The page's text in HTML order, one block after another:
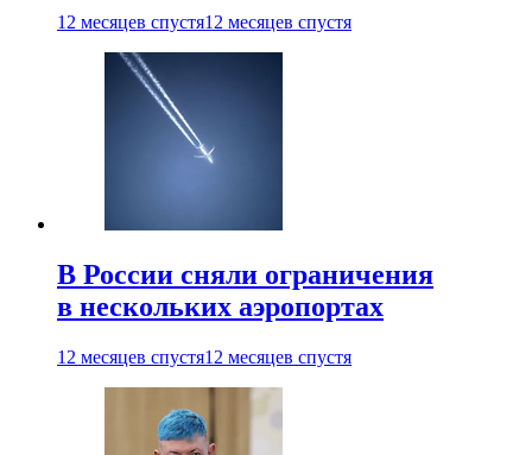
12 месяцев спустя12 месяцев спустя
В России сняли ограничения
в нескольких аэропортах
12 месяцев спустя12 месяцев спустя